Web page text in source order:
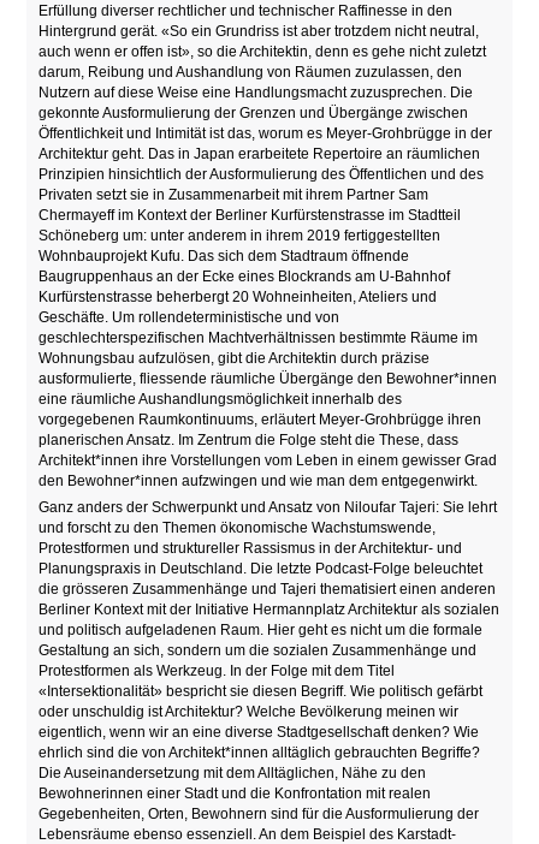
Erfüllung diverser rechtlicher und technischer Raffinesse in den
Hintergrund gerät. «So ein Grundriss ist aber trotzdem nicht neutral,
auch wenn er offen ist», so die Architektin, denn es gehe nicht zuletzt
darum, Reibung und Aushandlung von Räumen zuzulassen, den
Nutzern auf diese Weise eine Handlungsmacht zuzusprechen. Die
gekonnte Ausformulierung der Grenzen und Übergänge zwischen
Öffentlichkeit und Intimität ist das, worum es Meyer-Grohbrügge in der
Architektur geht. Das in Japan erarbeitete Repertoire an räumlichen
Prinzipien hinsichtlich der Ausformulierung des Öffentlichen und des
Privaten setzt sie in Zusammenarbeit mit ihrem Partner Sam
Chermayeff im Kontext der Berliner Kurfürstenstrasse im Stadtteil
Schöneberg um: unter anderem in ihrem 2019 fertiggestellten
Wohnbauprojekt Kufu. Das sich dem Stadtraum öffnende
Baugruppenhaus an der Ecke eines Blockrands am U-Bahnhof
Kurfürstenstrasse beherbergt 20 Wohneinheiten, Ateliers und
Geschäfte. Um rollendeterministische und von
geschlechterspezifischen Machtverhältnissen bestimmte Räume im
Wohnungsbau aufzulösen, gibt die Architektin durch präzise
ausformulierte, fliessende räumliche Übergänge den Bewohner*innen
eine räumliche Aushandlungsmöglichkeit innerhalb des
vorgegebenen Raumkontinuums, erläutert Meyer-Grohbrügge ihren
planerischen Ansatz. Im Zentrum die Folge steht die These, dass
Architekt*innen ihre Vorstellungen vom Leben in einem gewisser Grad
den Bewohner*innen aufzwingen und wie man dem entgegenwirkt.
Ganz anders der Schwerpunkt und Ansatz von Niloufar Tajeri: Sie lehrt
und forscht zu den Themen ökonomische Wachstumswende,
Protestformen und struktureller Rassismus in der Architektur- und
Planungspraxis in Deutschland. Die letzte Podcast-Folge beleuchtet
die grösseren Zusammenhänge und Tajeri thematisiert einen anderen
Berliner Kontext mit der Initiative Hermannplatz Architektur als sozialen
und politisch aufgeladenen Raum. Hier geht es nicht um die formale
Gestaltung an sich, sondern um die sozialen Zusammenhänge und
Protestformen als Werkzeug. In der Folge mit dem Titel
«Intersektionalität» bespricht sie diesen Begriff. Wie politisch gefärbt
oder unschuldig ist Architektur? Welche Bevölkerung meinen wir
eigentlich, wenn wir an eine diverse Stadtgesellschaft denken? Wie
ehrlich sind die von Architekt*innen alltäglich gebrauchten Begriffe?
Die Auseinandersetzung mit dem Alltäglichen, Nähe zu den
Bewohnerinnen einer Stadt und die Konfrontation mit realen
Gegebenheiten, Orten, Bewohnern sind für die Ausformulierung der
Lebensräume ebenso essenziell. An dem Beispiel des Karstadt-